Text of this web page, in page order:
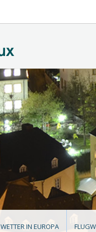
WETTER IN EUROPA